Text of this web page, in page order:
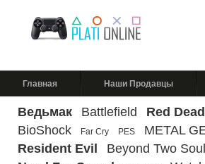
Главная Наши Продавцы
Ведьмак Battlefield Red
BioShock Far Cry PES METAL
Resident Evil
Beyond Two